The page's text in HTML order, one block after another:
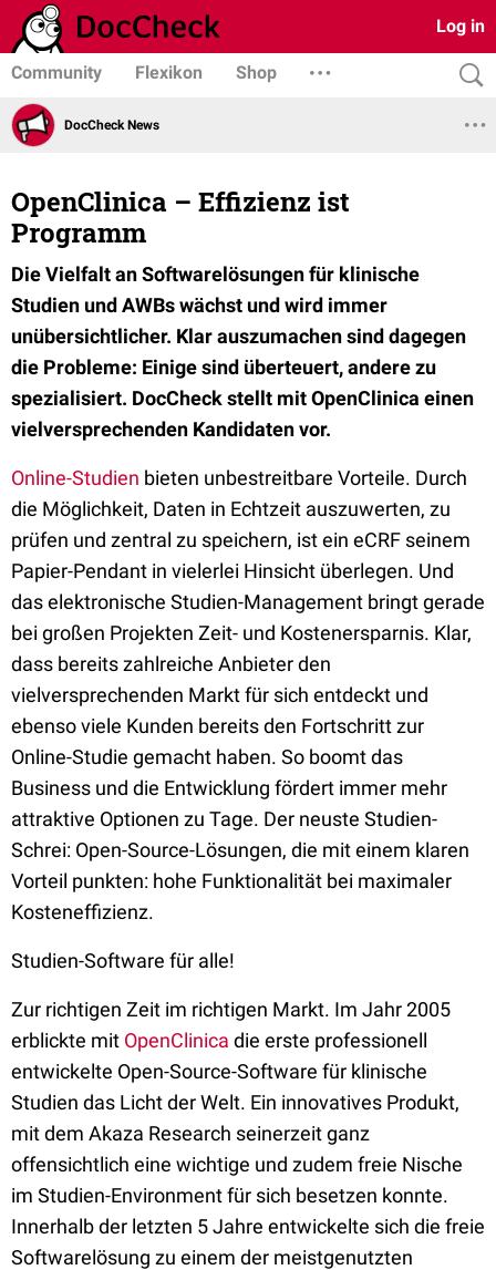
Log in
Community Flexikon Shop
DocCheck News
OpenClinica – Effizienz ist
Programm
Die Vielfalt an Softwarelösungen für klinische
Studien und AWBs wächst und wird immer
unübersichtlicher. Klar auszumachen sind dagegen
die Probleme: Einige sind überteuert, andere zu
spezialisiert. DocCheck stellt mit OpenClinica einen
vielversprechenden Kandidaten vor.
Online-Studien bieten unbestreitbare Vorteile. Durch
die Möglichkeit, Daten in Echtzeit auszuwerten, zu
prüfen und zentral zu speichern, ist ein eCRF seinem
Papier-Pendant in vielerlei Hinsicht überlegen. Und
das elektronische Studien-Management bringt gerade
bei großen Projekten Zeit- und Kostenersparnis. Klar,
dass bereits zahlreiche Anbieter den
vielversprechenden Markt für sich entdeckt und
ebenso viele Kunden bereits den Fortschritt zur
Online-Studie gemacht haben. So boomt das
Business und die Entwicklung fördert immer mehr
attraktive Optionen zu Tage. Der neuste Studien-
Schrei: Open-Source-Lösungen, die mit einem klaren
Vorteil punkten: hohe Funktionalität bei maximaler
Kosteneffizienz.
Studien-Software für alle!
Zur richtigen Zeit im richtigen Markt. Im Jahr 2005
erblickte mit OpenClinica die erste professionell
entwickelte Open-Source-Software für klinische
Studien das Licht der Welt. Ein innovatives Produkt,
mit dem Akaza Research seinerzeit ganz
offensichtlich eine wichtige und zudem freie Nische
im Studien-Environment für sich besetzen konnte.
Innerhalb der letzten 5 Jahre entwickelte sich die freie
Softwarelösung zu einem der meistgenutzten